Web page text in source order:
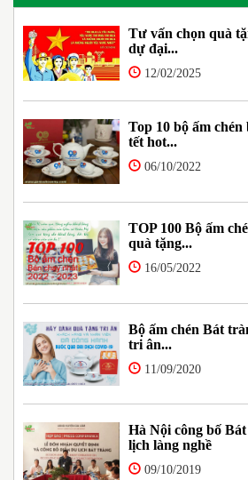
Tư vấn chọn quà
dự đại...
12/02/2025
Top 10 bộ ấm
tết hot...
06/10/2022
TOP 100 Bộ ấm
quà tặng...
16/05/2022
Bộ ấm chén Bát
tri ân...
11/09/2020
Hà Nội công bố
lịch làng nghề
09/10/2019